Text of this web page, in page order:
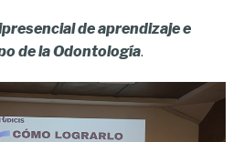
de aprendizaje e
de la Odontología.